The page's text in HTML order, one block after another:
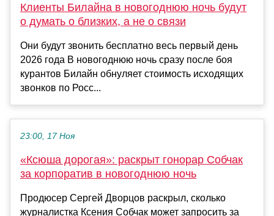
Клиенты Билайна в новогоднюю ночь будут
о думать о близких, а не о связи
Они будут звонить бесплатно весь первый день
2026 года В новогоднюю ночь сразу после боя
курантов Билайн обнуляет стоимость исходящих
звонков по Росс...
23:00, 17 Ноя
«Ксюша дорогая»: раскрыт гонорар Собчак
за корпоратив в новогоднюю ночь
Продюсер Сергей Дворцов раскрыл, сколько
журналистка Ксения Собчак может запросить за